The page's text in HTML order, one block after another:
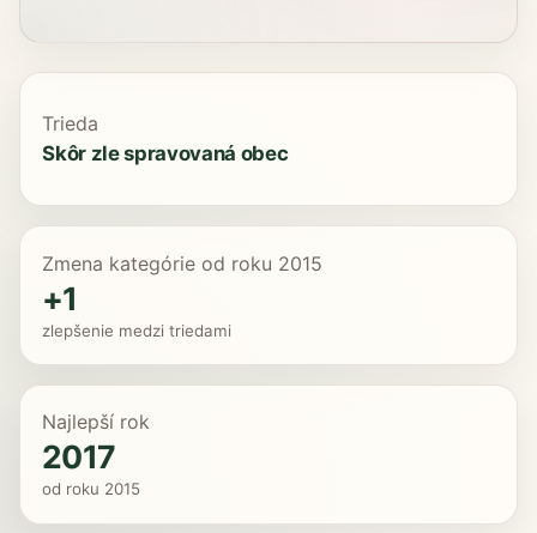
Trieda
Skôr zle spravovaná obec
Zmena kategórie od roku 2015
+1
zlepšenie medzi triedami
Najlepší rok
2017
od roku 2015